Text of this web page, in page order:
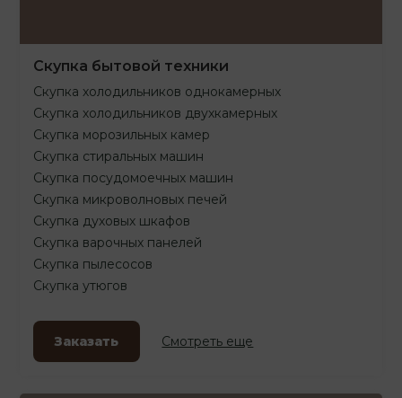
Скупка бытовой техники
Скупка холодильников однокамерных
Скупка холодильников двухкамерных
Скупка морозильных камер
Скупка стиральных машин
Скупка посудомоечных машин
Скупка микроволновых печей
Скупка духовых шкафов
Скупка варочных панелей
Скупка пылесосов
Скупка утюгов
Заказать Смотреть еще